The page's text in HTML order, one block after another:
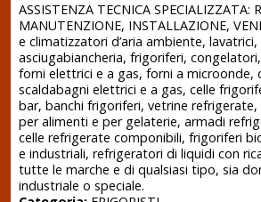
ASSISTENZA TECNICA SPECIALIZZATA:
MANUTENZIONE, INSTALLAZIONE,
e climatizzatori d’aria ambiente,
asciugabiancheria, frigoriferi,
forni elettrici e a gas, forni a microonde,
scaldabagni elettrici e a gas, celle
bar, banchi frigoriferi, vetrine
per alimenti e per gelaterie, armadi
celle refrigerate componibili, frigoriferi
e industriali, refrigeratori di liquidi con
tutte le marche e di qualsiasi tipo, sia
industriale o speciale.